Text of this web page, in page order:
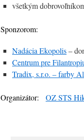
všetkým
Sponzorom:
Nadácia Ekopolis–
Centrum pre
Tradix, s.r.o. – farby
Organizátor: OZ STS